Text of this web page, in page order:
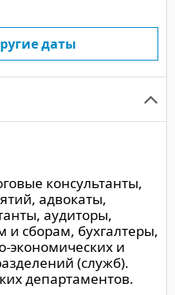
даты
консультанты,
адвокаты,
аудиторы,
и сборам, бухгалтеры,
экономических и
(служб).
департаментов.